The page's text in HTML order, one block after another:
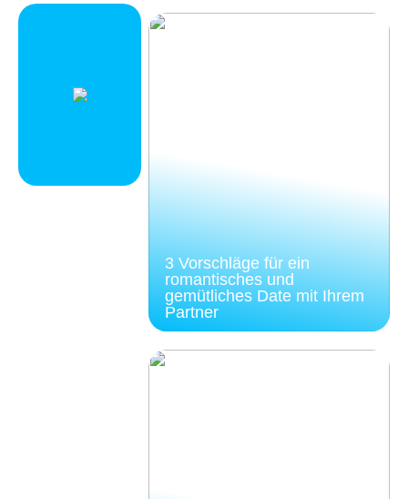
3 Vorschläge für ein
romantisches und
gemütliches Date mit Ihrem
Partner